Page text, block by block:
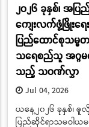
၂၀၂၆ ခုနှစ်၊ အပ
ကျေးလက်ဖွံ့ဖြိုးရ
ပြည်ထောင်စုသမ္မ
သရေစည်သူ အဂ္ဂမ
သည့် သဝဏ်လွှာ
Jul 04, 2026
ယနေ့၂၀၂၆ ခုနှစ်၊
ပြည်ဆိုင်ရာသမဝါယ